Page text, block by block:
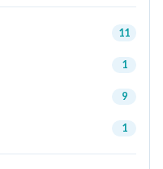
11
1
9
1